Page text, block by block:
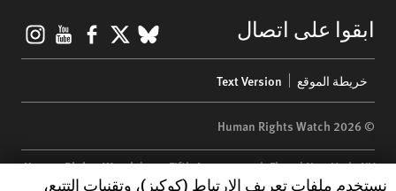
ابقوا على اتصال BlueSky
X
menu
خريطة الموقع Text Version
© 2026 Human Rights Watch
Human Rights Watch| 350 Fifth Avenue, 34th Floor | New York,NY
10118-3299 USA|t 1.212.290.4700
Human Rights Watch cookie preferences
نستخدم ملفات تعريف الارتباط (كوكيز)، وتقنيات التتبع،